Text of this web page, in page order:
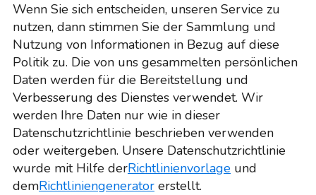
Wenn Sie sich entscheiden, unseren Service zu
nutzen, dann stimmen Sie der Sammlung und
Nutzung von Informationen in Bezug auf diese
Politik zu. Die von uns gesammelten persönlichen
Daten werden für die Bereitstellung und
Verbesserung des Dienstes verwendet. Wir
werden Ihre Daten nur wie in dieser
Datenschutzrichtlinie beschrieben verwenden
oder weitergeben. Unsere Datenschutzrichtlinie
wurde mit Hilfe derRichtlinienvorlage und
demRichtliniengenerator erstellt.